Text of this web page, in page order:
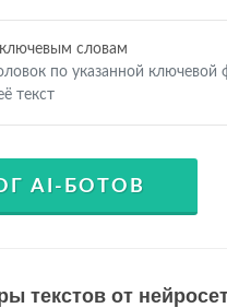
словам
по указанной ключевой
текст
AI-БОТОВ
текстов от